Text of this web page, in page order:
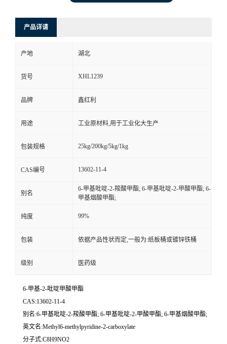
产品详请
产地 湖北
货号 XHL1239
品牌 鑫红利
用途 工业原材料,用于工业化大生产
包装规格 25kg/200kg/5kg/1kg
CAS编号 13602-11-4
别名
6-甲基吡啶-2-羧酸甲酯; 6-甲基吡啶-2-甲酸甲酯; 6-
甲基烟酸甲酯;
纯度 99%
包装 依据产品性状而定,一般为:纸板桶或镀锌铁桶
级别 医药级
6-甲基-2-吡啶甲酸甲酯
CAS:13602-11-4
别名:6-甲基吡啶-2-羧酸甲酯; 6-甲基吡啶-2-甲酸甲酯; 6-甲基烟酸甲酯;
英文名:Methyl6-methylpyridine-2-carboxylate
分子式:C8H9NO2